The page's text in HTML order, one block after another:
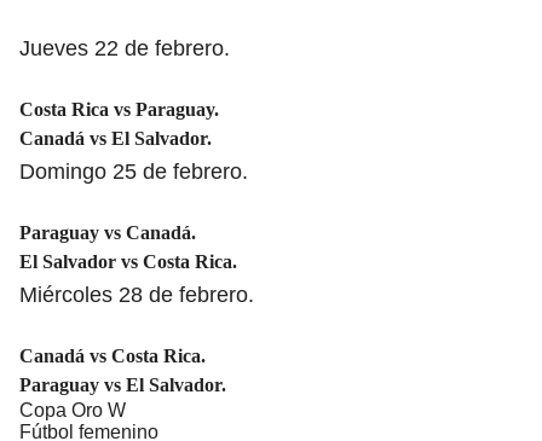
Jueves 22 de febrero.
Costa Rica vs Paraguay.
Canadá vs El Salvador.
Domingo 25 de febrero.
Paraguay vs Canadá.
El Salvador vs Costa Rica.
Miércoles 28 de febrero.
Canadá vs Costa Rica.
Paraguay vs El Salvador.
Copa Oro W
Fútbol femenino